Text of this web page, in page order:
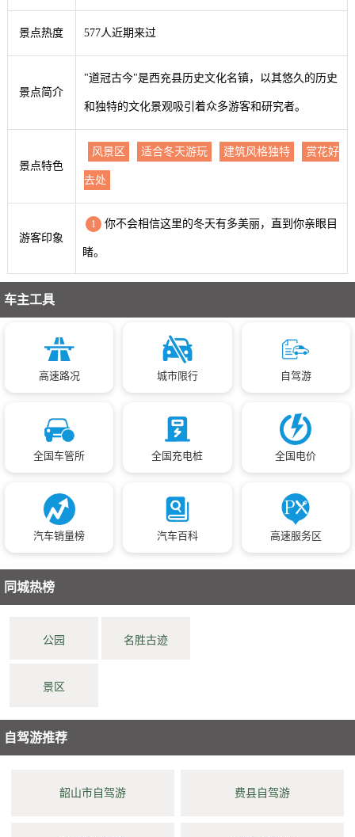
景点热度 577人近期来过
景点简介
"道冠古今"是西充县历史文化名镇，以其悠久的历史
和独特的文化景观吸引着众多游客和研究者。
景点特色
风景区 适合冬天游玩 建筑风格独特 赏花好
去处
游客印象
1 你不会相信这里的冬天有多美丽，直到你亲眼目
睹。
车主工具
高速路况 城市限行 自驾游
全国车管所 全国充电桩 全国电价
汽车销量榜 汽车百科 高速服务区
同城热榜
公园 名胜古迹
景区
自驾游推荐
韶山市自驾游 费县自驾游